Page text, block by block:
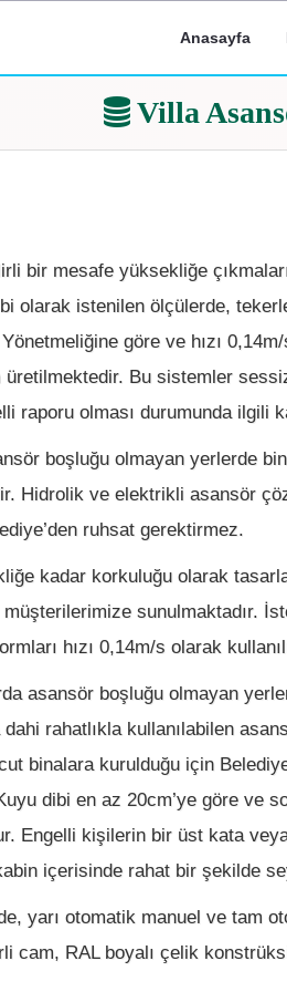
Anasayfa
Villa
bir mesafe yüksekliğe
olarak istenilen ölçülerde,
göre ve hızı
Bu sistemler
raporu olması durumunda ilgili
boşluğu olmayan yerlerde
Hidrolik ve elektrikli asansör
ruhsat gerektirmez.
kadar korkuluğu olarak
sunulmaktadır.
hızı 0,14m/s olarak
asansör boşluğu olmayan
rahatlıkla kullanılabilen
binalara kurulduğu için
dibi en az 20cm’ye göre
Engelli kişilerin bir üst kata
içerisinde rahat bir şekilde
yarı otomatik manuel ve tam
cam, RAL boyalı çelik